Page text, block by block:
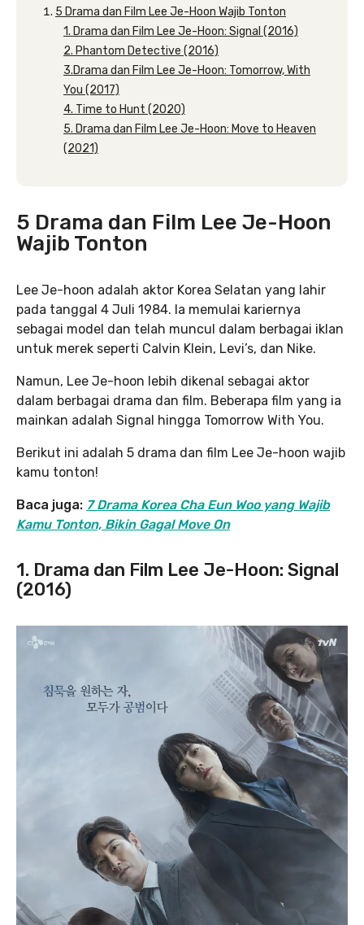
5 Drama dan Film Lee Je-Hoon Wajib Tonton
1. Drama dan Film Lee Je-Hoon: Signal (2016)
2. Phantom Detective (2016)
3.Drama dan Film Lee Je-Hoon: Tomorrow, With
You (2017)
4. Time to Hunt (2020)
5. Drama dan Film Lee Je-Hoon: Move to Heaven
(2021)
5 Drama dan Film Lee Je-Hoon
Wajib Tonton
Lee Je-hoon adalah aktor Korea Selatan yang lahir
pada tanggal 4 Juli 1984. Ia memulai kariernya
sebagai model dan telah muncul dalam berbagai iklan
untuk merek seperti Calvin Klein, Levi’s, dan Nike.
Namun, Lee Je-hoon lebih dikenal sebagai aktor
dalam berbagai drama dan film. Beberapa film yang ia
mainkan adalah Signal hingga Tomorrow With You.
Berikut ini adalah 5 drama dan film Lee Je-hoon wajib
kamu tonton!
Baca juga: 7 Drama Korea Cha Eun Woo yang Wajib
Kamu Tonton, Bikin Gagal Move On
1. Drama dan Film Lee Je-Hoon: Signal
(2016)